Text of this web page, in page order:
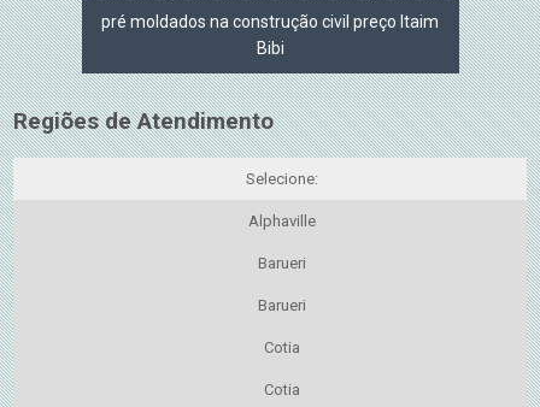
pré moldados na construção civil preço Itaim
Bibi
Regiões de Atendimento
Selecione:
Alphaville
Barueri
Barueri
Cotia
Cotia